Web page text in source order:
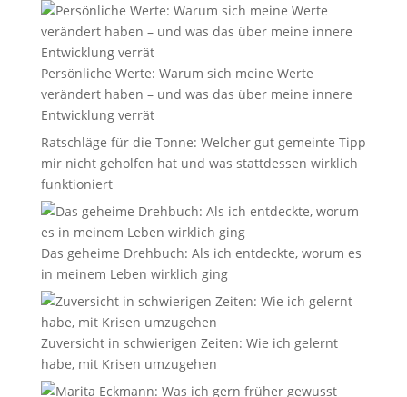
Persönliche Werte: Warum sich meine Werte
verändert haben – und was das über meine innere
Entwicklung verrät
Ratschläge für die Tonne: Welcher gut gemeinte Tipp
mir nicht geholfen hat und was stattdessen wirklich
funktioniert
Das geheime Drehbuch: Als ich entdeckte, worum es
in meinem Leben wirklich ging
Zuversicht in schwierigen Zeiten: Wie ich gelernt
habe, mit Krisen umzugehen